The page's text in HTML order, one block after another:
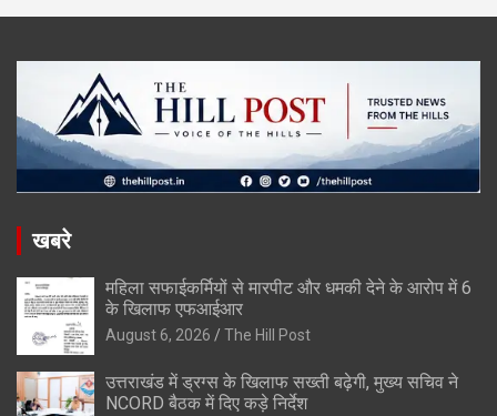
खबरे
महिला सफाईकर्मियों से मारपीट और धमकी देने के आरोप में 6
के खिलाफ एफआईआर
August 6, 2026 The Hill Post
उत्तराखंड में ड्रग्स के खिलाफ सख्ती बढ़ेगी, मुख्य सचिव ने
NCORD बैठक में दिए कड़े निर्देश